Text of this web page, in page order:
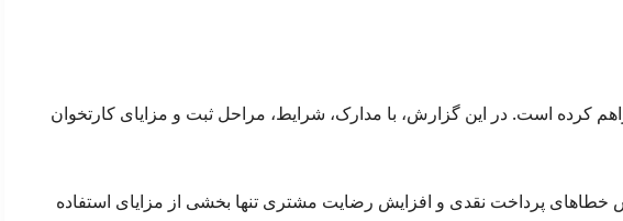
کرده است. در این گزارش، با مدارک، شرایط، مراحل ثبت و مزایای کارتخوان
خطاهای پرداخت نقدی و افزایش رضایت مشتری تنها بخشی از مزایای استفاده